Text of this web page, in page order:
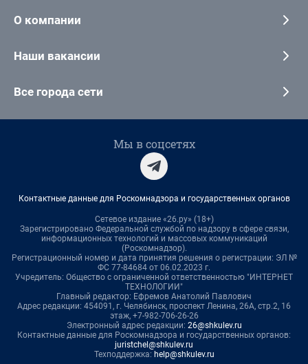
О компании
Наши вакансии
Все города сети
Мы в соцсетях
Контактные данные для Роскомнадзора и государственных органов
Сетевое издание «26.ру» (18+)
Зарегистрировано Федеральной службой по надзору в сфере связи,
информационных технологий и массовых коммуникаций
(Роскомнадзор).
Регистрационный номер и дата принятия решения о регистрации: ЭЛ №
ФС 77-84684 от 06.02.2023 г.
Учредитель: Общество с ограниченной ответственностью "ИНТЕРНЕТ
ТЕХНОЛОГИИ"
Главный редактор: Ефремов Анатолий Павлович
Адрес редакции: 454091, г. Челябинск, проспект Ленина, 26А, стр.2, 16
этаж, +7-982-706-26-26
Электронный адрес редакции: 26@shkulev.ru
Контактные данные для Роскомнадзора и государственных органов:
juristchel@shkulev.ru
Техподдержка: help@shkulev.ru